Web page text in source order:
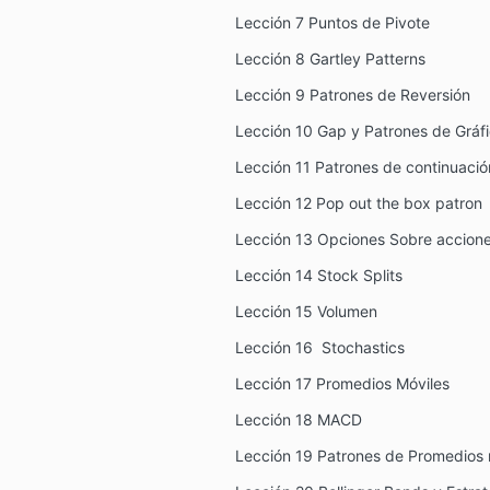
Lección 7 Puntos de Pivote
Lección 8 Gartley Patterns
Lección 9 Patrones de Reversión
Lección 10 Gap y Patrones de
Lección 11 Patrones de
Lección 12 Pop out the box patron
Lección 13 Opciones Sobre
Lección 14 Stock Splits
Lección 15 Volumen
Lección 16 Stochastics
Lección 17 Promedios Móviles
Lección 18 MACD
Lección 19 Patrones de Promedios